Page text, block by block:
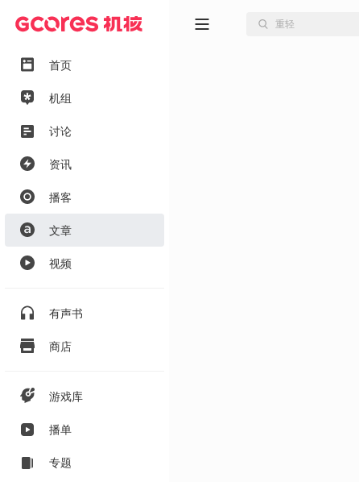
首页
机组
讨论
资讯
播客
文章
视频
有声书
商店
游戏库
播单
专题